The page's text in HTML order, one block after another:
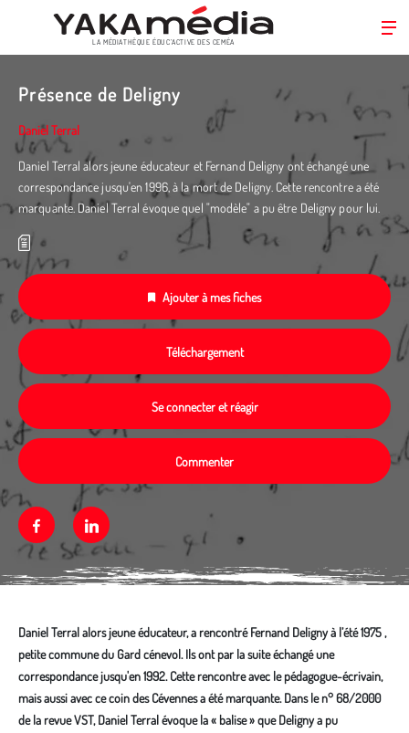
principal
LA MÉDIATHÈQUE ÉDUC’ACTIVE DES CEMÉA
Présence de Deligny
Daniel Terral
Daniel Terral alors jeune éducateur et Fernand Deligny ont échangé une
correspondance jusqu'en 1996, à la mort de Deligny. Cette rencontre a été
marquante. Daniel Terral évoque quel "modèle" a pu être Deligny pour lui.
Ajouter à mes fiches
Téléchargement
Se connecter et réagir
Commenter
FacebookLinkedin
Daniel Terral alors jeune éducateur, a rencontré Fernand Deligny à l’été 1975 ,
petite commune du Gard cénevol. Ils ont par la suite échangé une
correspondance jusqu'en 1992. Cette rencontre avec le pédagogue-écrivain,
mais aussi avec ce coin des Cévennes a été marquante. Dans le n° 68/2000
de la revue VST, Daniel Terral évoque la « balise » que Deligny a pu